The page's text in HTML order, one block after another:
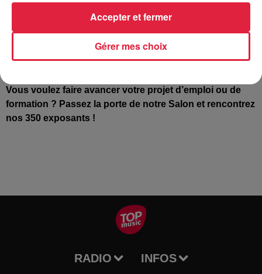
futurs collaborateurs en Alsace et en Allemagne, des écoles
en quête de candidats, des offres d’emploi, des entretiens
d’embauche en direct, des démonstrations de métiers, des
Vous voulez faire avancer votre projet d’emploi ou de
formation ? Passez la porte de notre Salon et rencontrez
nos 350 exposants !
RADIO INFOS
Gérer mes choix
Accepter et fermer